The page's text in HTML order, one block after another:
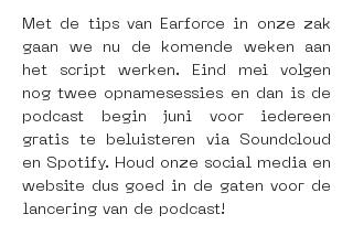
Met de tips van Earforce in onze zak
gaan we nu de komende weken aan
het script werken. Eind mei volgen
nog twee opnamesessies en dan is de
podcast begin juni voor iedereen
gratis te beluisteren via Soundcloud
en Spotify. Houd onze social media en
website dus goed in de gaten voor de
lancering van de podcast!